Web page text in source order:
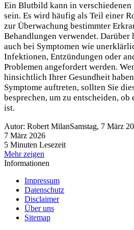
Ein Blutbild kann in
sein. Es wird häufig als Teil einer
zur Überwachung bestimmter
Behandlungen verwendet.
auch bei Symptomen wie
Infektionen, Entzündungen oder
Problemen angefordert werden.
hinsichtlich Ihrer Gesundheit
Symptome auftreten, sollten Sie
besprechen, um zu entscheiden,
ist.
Autor: Robert MilanSamstag, 7 März
7 März 2026
5 Minuten Lesezeit
Mehr zeigen
Informationen
Impressum
Datenschutz
Disclaimer
Über uns
Sitemap